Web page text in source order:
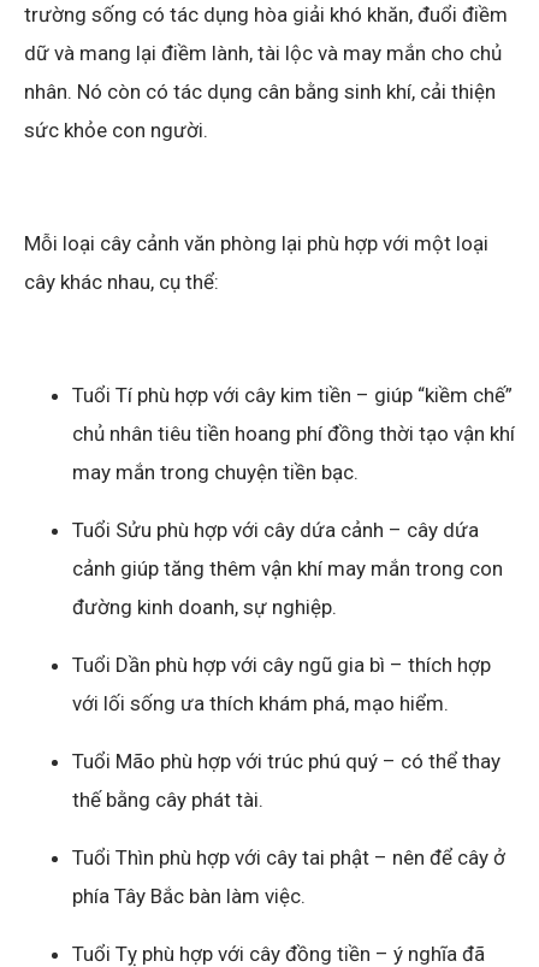
trường sống có tác dụng hòa giải khó khăn, đuổi điềm
dữ và mang lại điềm lành, tài lộc và may mắn cho chủ
nhân. Nó còn có tác dụng cân bằng sinh khí, cải thiện
sức khỏe con người.
Mỗi loại cây cảnh văn phòng lại phù hợp với một loại
cây khác nhau, cụ thể:
Tuổi Tí phù hợp với cây kim tiền – giúp “kiềm chế”
chủ nhân tiêu tiền hoang phí đồng thời tạo vận khí
may mắn trong chuyện tiền bạc.
Tuổi Sửu phù hợp với cây dứa cảnh – cây dứa
cảnh giúp tăng thêm vận khí may mắn trong con
đường kinh doanh, sự nghiệp.
Tuổi Dần phù hợp với cây ngũ gia bì – thích hợp
với lối sống ưa thích khám phá, mạo hiểm.
Tuổi Mão phù hợp với trúc phú quý – có thể thay
thế bằng cây phát tài.
Tuổi Thìn phù hợp với cây tai phật – nên để cây ở
phía Tây Bắc bàn làm việc.
Tuổi Tỵ phù hợp với cây đồng tiền – ý nghĩa đã